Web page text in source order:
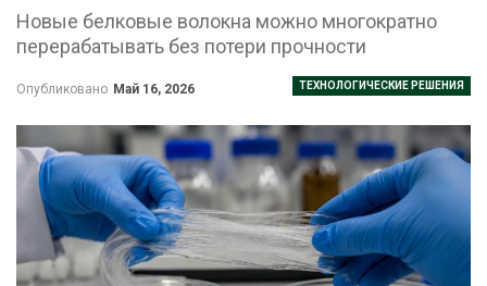
Новые белковые волокна можно многократно
перерабатывать без потери прочности
ТЕХНОЛОГИЧЕСКИЕ РЕШЕНИЯ
Опубликовано Май 16, 2026